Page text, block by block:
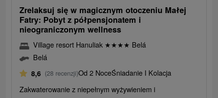
Zrelaksuj się w magicznym otoczeniu Małej
Fatry: Pobyt z półpensjonatem i
nieograniczonym wellness
Village resort Hanuliak ★★★★ Belá
Belá
8,6 (28 recenzji)Od 2 NoceŚniadanie I Kolacja
Zakwaterowanie z niepełnym wyżywieniem i